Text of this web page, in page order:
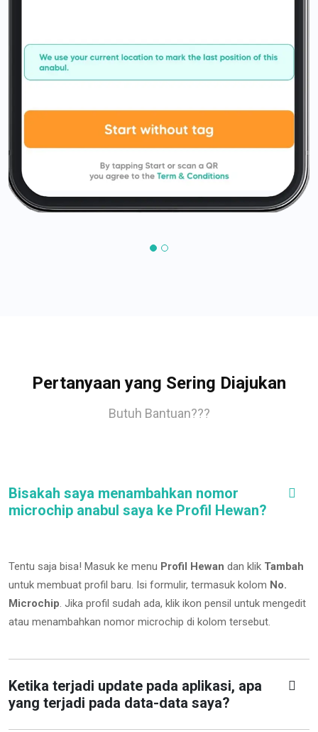
Pertanyaan yang Sering Diajukan
Butuh Bantuan???
Bisakah saya menambahkan nomor
microchip anabul saya ke Profil Hewan?
Tentu saja bisa! Masuk ke menu Profil Hewan dan klik Tambah
untuk membuat profil baru. Isi formulir, termasuk kolom No.
Microchip. Jika profil sudah ada, klik ikon pensil untuk mengedit
atau menambahkan nomor microchip di kolom tersebut.
Ketika terjadi update pada aplikasi, apa
yang terjadi pada data-data saya?